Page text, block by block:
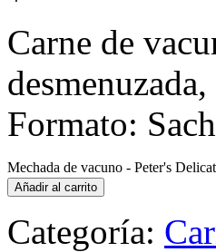
Carne de
Formato:
Mechada de vacuno - Peter's
Añadir al carrito
Categoría: